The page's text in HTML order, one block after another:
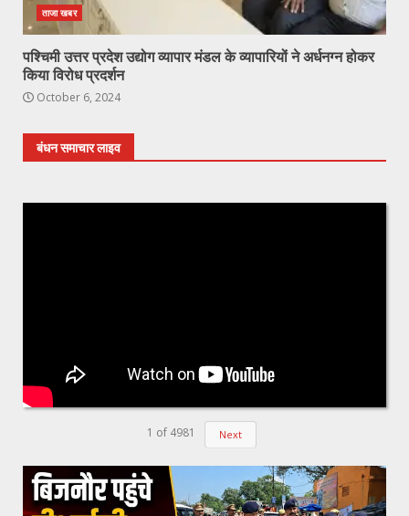
ताजा खबर
पश्चिमी उत्तर प्रदेश उद्योग व्यापार मंडल के व्यापारियों ने अर्धनग्न होकर
किया विरोध प्रदर्शन
October 6, 2024
बंधन समाचार लाइव
1 of 4981 Next